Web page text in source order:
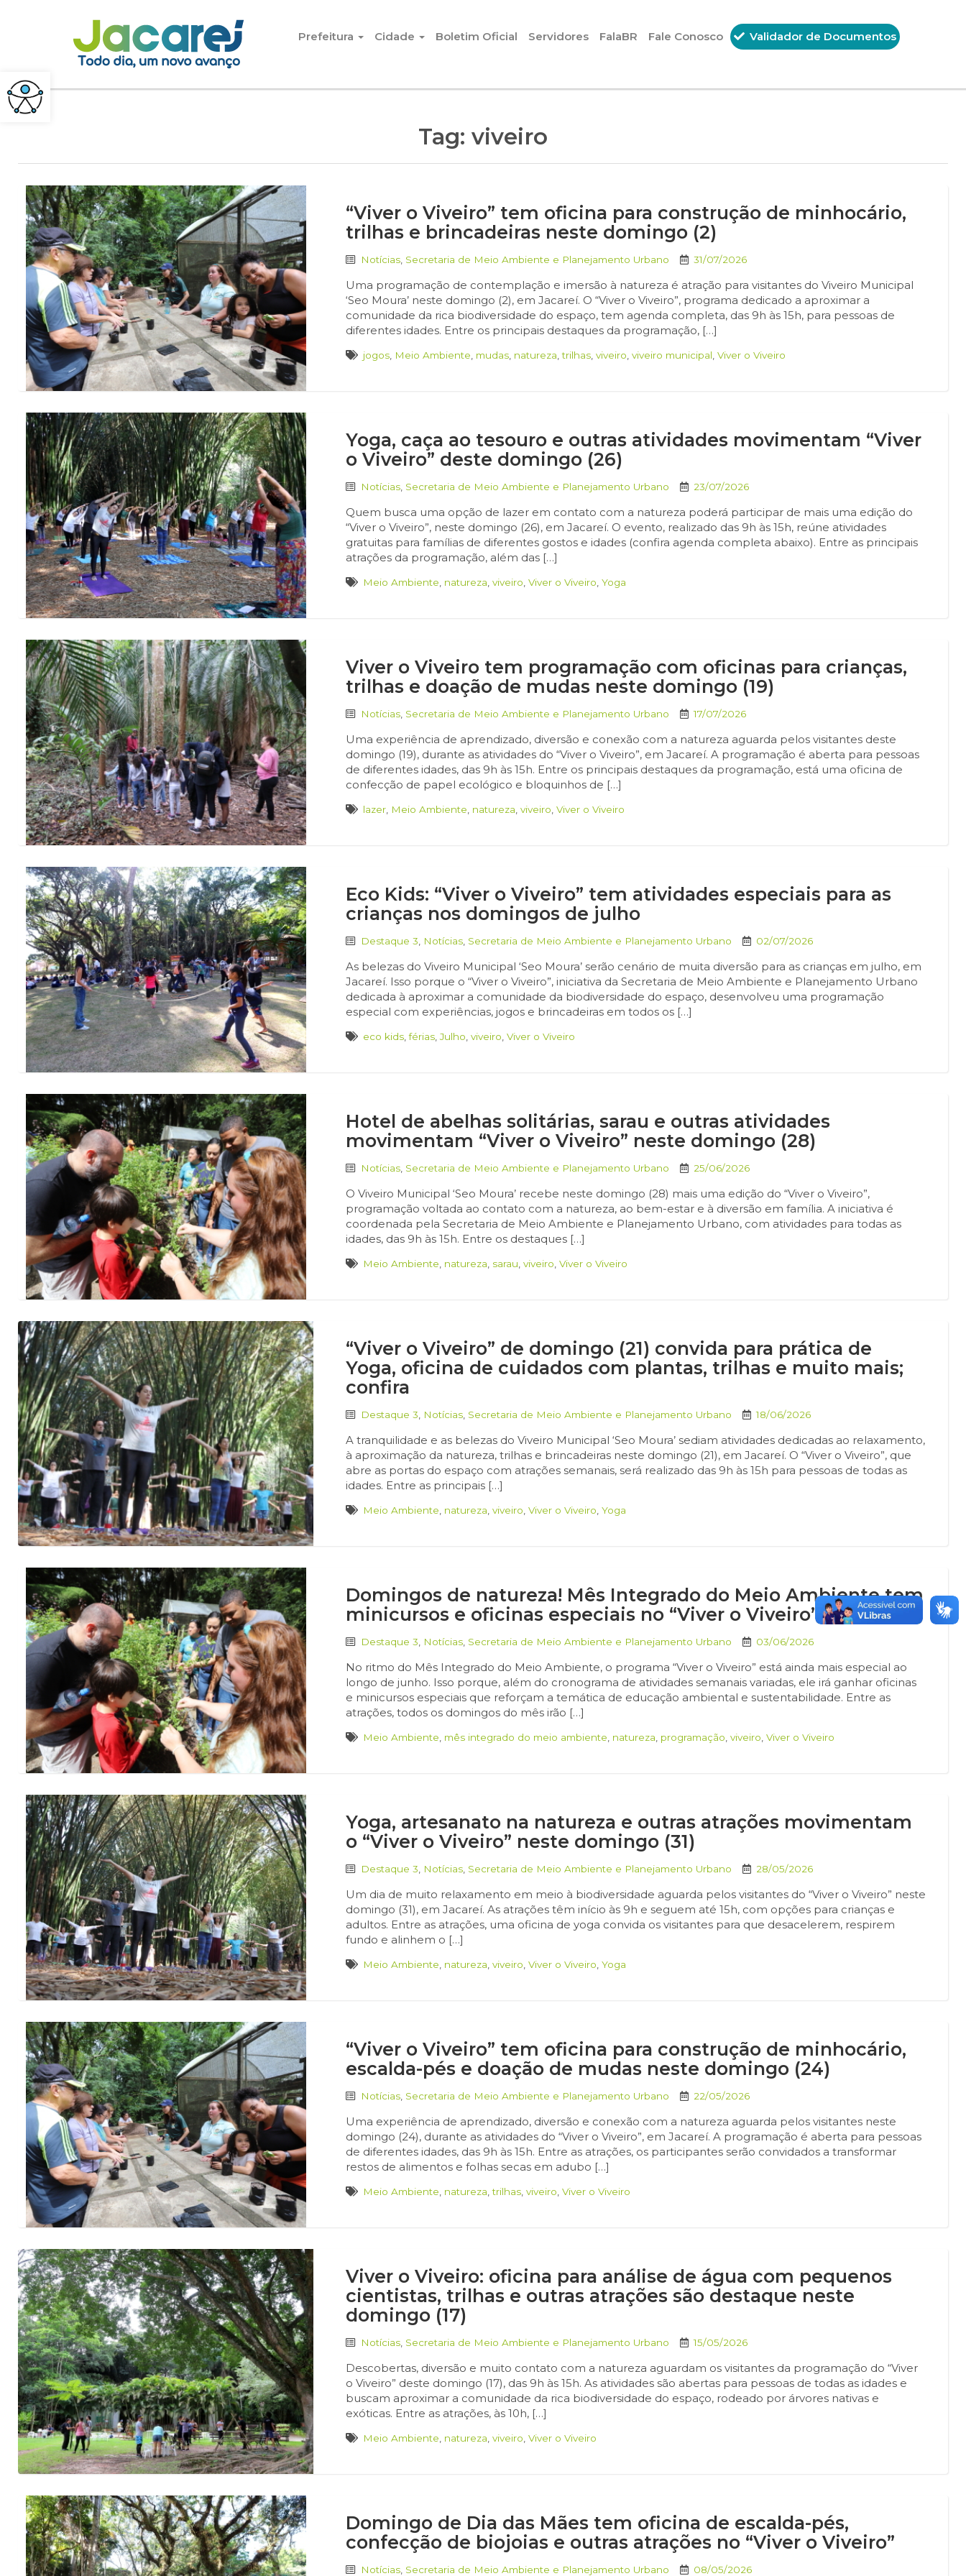
Pular para o conteúdo
Prefeitura
Cidade Boletim Oficial Servidores FalaBR Fale Conosco Validador de Documentos
Tag: viveiro
“Viver o Viveiro” tem oficina para construção de minhocário,
trilhas e brincadeiras neste domingo (2)
Notícias Secretaria de Meio Ambiente e Planejamento Urbano 31/07/2026
Uma programação de contemplação e imersão à natureza é atração para visitantes do Viveiro Municipal
‘Seo Moura’ neste domingo (2), em Jacareí. O “Viver o Viveiro”, programa dedicado a aproximar a
comunidade da rica biodiversidade do espaço, tem agenda completa, das 9h às 15h, para pessoas de
diferentes idades. Entre os principais destaques da programação, […]
jogos Meio Ambiente mudas natureza ,trilhas ,viveiro ,viveiro municipal ,Viver o Viveiro
Yoga, caça ao tesouro e outras atividades movimentam “Viver
o Viveiro” deste domingo (26)
Notícias Secretaria de Meio Ambiente e Planejamento Urbano 23/07/2026
Quem busca uma opção de lazer em contato com a natureza poderá participar de mais uma edição do
“Viver o Viveiro”, neste domingo (26), em Jacareí. O evento, realizado das 9h às 15h, reúne atividades
gratuitas para famílias de diferentes gostos e idades (confira agenda completa abaixo). Entre as principais
atrações da programação, além das […]
Meio Ambiente natureza ,viveiro ,Viver o Viveiro ,Yoga
Viver o Viveiro tem programação com oficinas para crianças,
trilhas e doação de mudas neste domingo (19)
Notícias Secretaria de Meio Ambiente e Planejamento Urbano 17/07/2026
Uma experiência de aprendizado, diversão e conexão com a natureza aguarda pelos visitantes deste
domingo (19), durante as atividades do “Viver o Viveiro”, em Jacareí. A programação é aberta para pessoas
de diferentes idades, das 9h às 15h. Entre os principais destaques da programação, está uma oficina de
confecção de papel ecológico e bloquinhos de […]
lazer Meio Ambiente natureza ,viveiro ,Viver o Viveiro
Eco Kids: “Viver o Viveiro” tem atividades especiais para as
crianças nos domingos de julho
Destaque 3 Notícias Secretaria de Meio Ambiente e Planejamento Urbano 02/07/2026
As belezas do Viveiro Municipal ‘Seo Moura’ serão cenário de muita diversão para as crianças em julho, em
Jacareí. Isso porque o “Viver o Viveiro”, iniciativa da Secretaria de Meio Ambiente e Planejamento Urbano
dedicada à aproximar a comunidade da biodiversidade do espaço, desenvolveu uma programação
especial com experiências, jogos e brincadeiras em todos os […]
eco kids ,férias ,Julho ,viveiro ,Viver o Viveiro
Hotel de abelhas solitárias, sarau e outras atividades
movimentam “Viver o Viveiro” neste domingo (28)
Notícias Secretaria de Meio Ambiente e Planejamento Urbano 25/06/2026
O Viveiro Municipal ‘Seo Moura’ recebe neste domingo (28) mais uma edição do “Viver o Viveiro”,
programação voltada ao contato com a natureza, ao bem-estar e à diversão em família. A iniciativa é
coordenada pela Secretaria de Meio Ambiente e Planejamento Urbano, com atividades para todas as
idades, das 9h às 15h. Entre os destaques […]
Meio Ambiente natureza sarau ,viveiro ,Viver o Viveiro
“Viver o Viveiro” de domingo (21) convida para prática de
Yoga, oficina de cuidados com plantas, trilhas e muito mais;
confira
Destaque 3 Notícias Secretaria de Meio Ambiente e Planejamento Urbano 18/06/2026
A tranquilidade e as belezas do Viveiro Municipal ‘Seo Moura’ sediam atividades dedicadas ao relaxamento,
à aproximação da natureza, trilhas e brincadeiras neste domingo (21), em Jacareí. O “Viver o Viveiro”, que
abre as portas do espaço com atrações semanais, será realizado das 9h às 15h para pessoas de todas as
idades. Entre as principais […]
Meio Ambiente natureza ,viveiro ,Viver o Viveiro ,Yoga
Domingos de natureza! Mês Integrado do Meio Ambiente tem
minicursos e oficinas especiais no “Viver o Viveiro”
Destaque 3 Notícias Secretaria de Meio Ambiente e Planejamento Urbano 03/06/2026
No ritmo do Mês Integrado do Meio Ambiente, o programa “Viver o Viveiro” está ainda mais especial ao
longo de junho. Isso porque, além do cronograma de atividades semanais variadas, ele irá ganhar oficinas
e minicursos especiais que reforçam a temática de educação ambiental e sustentabilidade. Entre as
atrações, todos os domingos do mês irão […]
Meio Ambiente mês integrado do meio ambiente natureza programação ,viveiro ,Viver o Viveiro
Yoga, artesanato na natureza e outras atrações movimentam
o “Viver o Viveiro” neste domingo (31)
Destaque 3 Notícias Secretaria de Meio Ambiente e Planejamento Urbano 28/05/2026
Um dia de muito relaxamento em meio à biodiversidade aguarda pelos visitantes do “Viver o Viveiro” neste
domingo (31), em Jacareí. As atrações têm início às 9h e seguem até 15h, com opções para crianças e
adultos. Entre as atrações, uma oficina de yoga convida os visitantes para que desacelerem, respirem
fundo e alinhem o […]
Meio Ambiente natureza ,viveiro ,Viver o Viveiro ,Yoga
“Viver o Viveiro” tem oficina para construção de minhocário,
escalda-pés e doação de mudas neste domingo (24)
Notícias Secretaria de Meio Ambiente e Planejamento Urbano 22/05/2026
Uma experiência de aprendizado, diversão e conexão com a natureza aguarda pelos visitantes neste
domingo (24), durante as atividades do “Viver o Viveiro”, em Jacareí. A programação é aberta para pessoas
de diferentes idades, das 9h às 15h. Entre as atrações, os participantes serão convidados a transformar
restos de alimentos e folhas secas em adubo […]
Meio Ambiente natureza ,trilhas ,viveiro ,Viver o Viveiro
Viver o Viveiro: oficina para análise de água com pequenos
cientistas, trilhas e outras atrações são destaque neste
domingo (17)
Notícias Secretaria de Meio Ambiente e Planejamento Urbano 15/05/2026
Descobertas, diversão e muito contato com a natureza aguardam os visitantes da programação do “Viver
o Viveiro” deste domingo (17), das 9h às 15h. As atividades são abertas para pessoas de todas as idades e
buscam aproximar a comunidade da rica biodiversidade do espaço, rodeado por árvores nativas e
exóticas. Entre as atrações, às 10h, […]
Meio Ambiente natureza ,viveiro ,Viver o Viveiro
Domingo de Dia das Mães tem oficina de escalda-pés,
confecção de biojoias e outras atrações no “Viver o Viveiro”
Notícias Secretaria de Meio Ambiente e Planejamento Urbano 08/05/2026